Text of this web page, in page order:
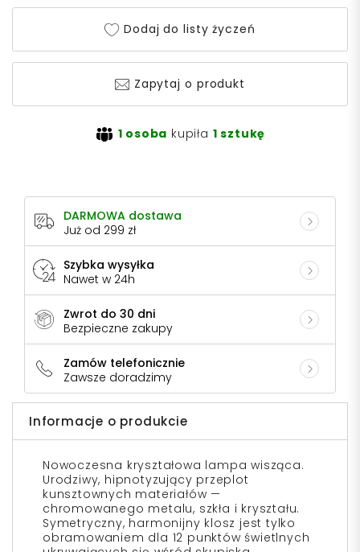
Dodaj do listy życzeń
Zapytaj o produkt
1 osoba kupiła 1 sztukę
DARMOWA dostawa
Już od 299 zł
Szybka wysyłka
Nawet w 24h
Zwrot do 30 dni
Bezpieczne zakupy
Zamów telefonicznie
Zawsze doradzimy
Informacje o produkcie
Nowoczesna kryształowa lampa wisząca.
Urodziwy, hipnotyzujący przeplot
kunsztownych materiałów —
chromowanego metalu, szkła i kryształu.
Symetryczny, harmonijny klosz jest tylko
obramowaniem dla 12 punktów świetlnych